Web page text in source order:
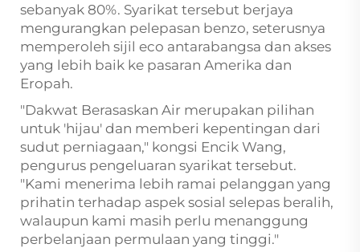
sebanyak 80%. Syarikat tersebut berjaya
mengurangkan pelepasan benzo, seterusnya
memperoleh sijil eco antarabangsa dan akses
yang lebih baik ke pasaran Amerika dan
Eropah.
"Dakwat Berasaskan Air merupakan pilihan
untuk 'hijau' dan memberi kepentingan dari
sudut perniagaan," kongsi Encik Wang,
pengurus pengeluaran syarikat tersebut.
"Kami menerima lebih ramai pelanggan yang
prihatin terhadap aspek sosial selepas beralih,
walaupun kami masih perlu menanggung
perbelanjaan permulaan yang tinggi."